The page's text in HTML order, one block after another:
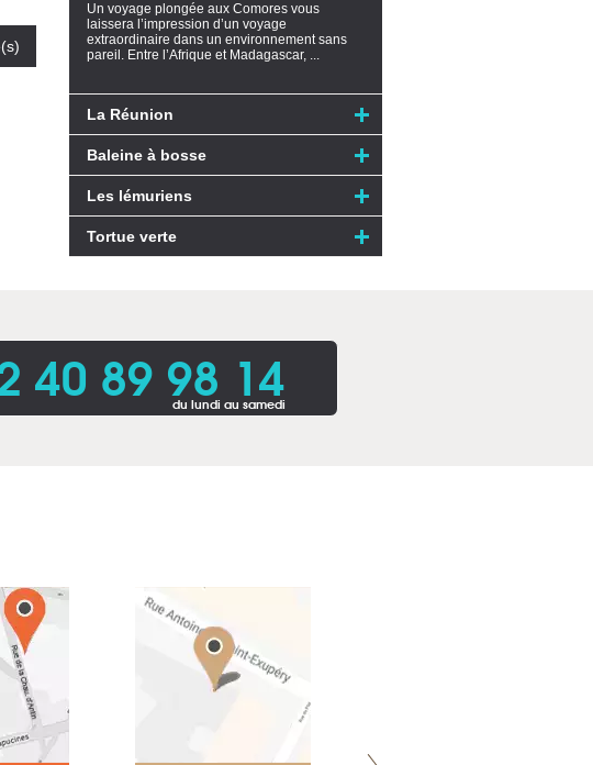
Un voyage plongée aux Comores vous
laissera l’impression d’un voyage
extraordinaire dans un environnement sans
pareil. Entre l’Afrique et Madagascar, ...
La Réunion
Baleine à bosse
Les lémuriens
Tortue verte
40 89 98 14
du lundi au samedi